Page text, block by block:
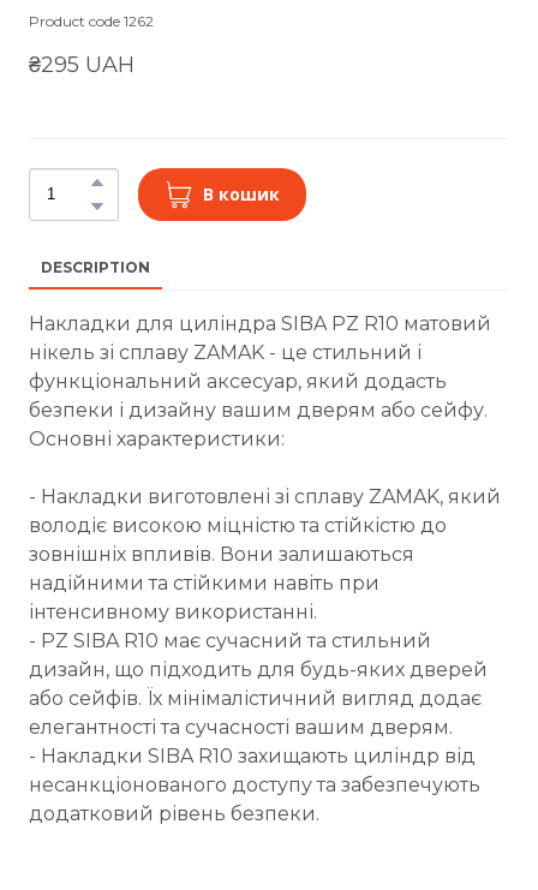
Product code 1262
₴295 UAH
В кошик
DESCRIPTION
Накладки для циліндра SIBA PZ R10 матовий
нікель зі сплаву ZAMAK - це стильний і
функціональний аксесуар, який додасть
безпеки і дизайну вашим дверям або сейфу.
Основні характеристики:
- Накладки виготовлені зі сплаву ZAMAK, який
володіє високою міцністю та стійкістю до
зовнішніх впливів. Вони залишаються
надійними та стійкими навіть при
інтенсивному використанні.
- PZ SIBA R10 має сучасний та стильний
дизайн, що підходить для будь-яких дверей
або сейфів. Їх мінімалістичний вигляд додає
елегантності та сучасності вашим дверям.
- Накладки SIBA R10 захищають циліндр від
несанкціонованого доступу та забезпечують
додатковий рівень безпеки.